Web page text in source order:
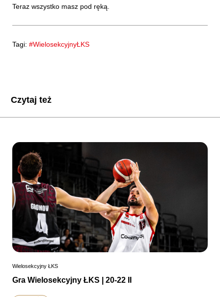
Teraz wszystko masz pod ręką.
Tagi: #WielosekcyjnyŁKS
Czytaj też
Wielosekcyjny ŁKS
Gra Wielosekcyjny ŁKS | 20-22 II